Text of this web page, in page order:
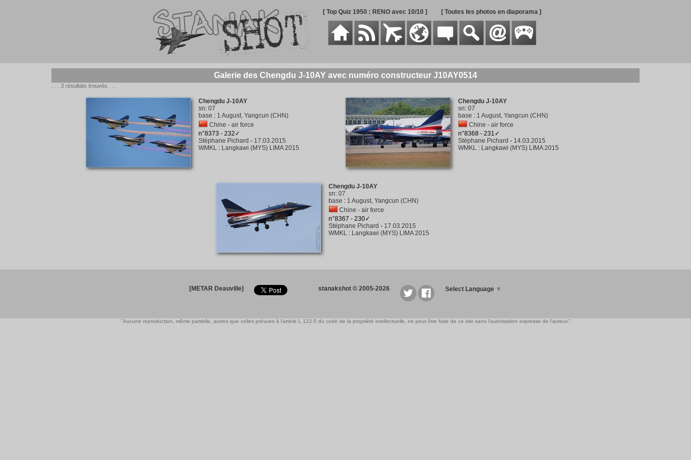
[ Top Quiz 1950 : RENO avec 10/10 ] [ Toutes les photos en diaporama ]
Galerie des Chengdu J-10AY avec numéro constructeur J10AY0514
. . . 3 résultats trouvés . . .
Chengdu J-10AY
sn: 07
base : 1 August, Yangcun (CHN)
Chine - air force
n°8373 - 232✓
Stéphane Pichard - 17.03.2015
WMKL : Langkawi (MYS) LIMA 2015
Chengdu J-10AY
sn: 07
base : 1 August, Yangcun (CHN)
Chine - air force
n°8368 - 231✓
Stéphane Pichard - 14.03.2015
WMKL : Langkawi (MYS) LIMA 2015
Chengdu J-10AY
sn: 07
base : 1 August, Yangcun (CHN)
Chine - air force
n°8367 - 230✓
Stéphane Pichard - 17.03.2015
WMKL: Langkawi (MYS) LIMA 2015
[METAR Deauville] stanakshot © 2005-2026 Select Language ▼
"Aucune reproduction, même partielle, autres que celles prévues à l'article L 122-5 du code de la propriété intellectuelle, ne peut être faite de ce site sans l'autorisation expresse de l'auteur."